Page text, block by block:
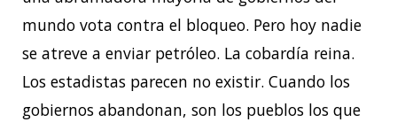
mundo vota contra el bloqueo. Pero hoy nadie
se atreve a enviar petróleo. La cobardía reina.
Los estadistas parecen no existir. Cuando los
gobiernos abandonan, son los pueblos los que